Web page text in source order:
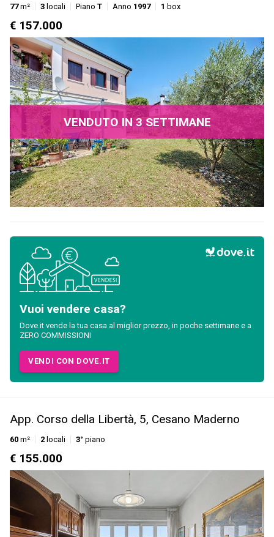
77m² 3 locali Piano T Anno 1997 1 box
€ 157.000
VENDUTO IN 3 SETTIMANE
Vuoi vendere casa?
Dove.it vende la tua casa al miglior prezzo, in poche settimane e a
ZERO COMMISSIONI
VENDI CON DOVE.IT
App. Corso della Libertà, 5, Cesano Maderno
60 m² 2 locali 3° piano
€ 155.000